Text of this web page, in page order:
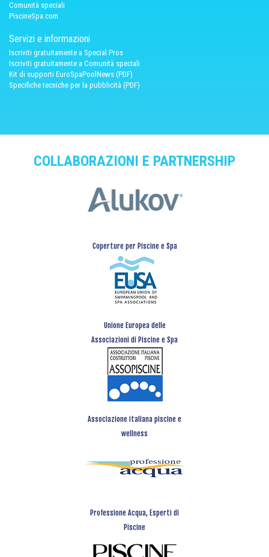
Comunità speciali
PiscineSpa.com
Servizi e informazioni
Iscriviti gratuitamente a Special Pros
Iscriviti gratuitamente a Comunità speciali
Kit di supporti EuroSpaPoolNews (PDF)
Specifiche tecniche per la pubblicità (PDF)
COLLABORAZIONI E PARTNERSHIP
Coperture per Piscine e Spa
Unione Europea delle
Associazioni di Piscine e Spa
Associazione italiana piscine e
wellness
Professione Acqua, Esperti di
Piscine